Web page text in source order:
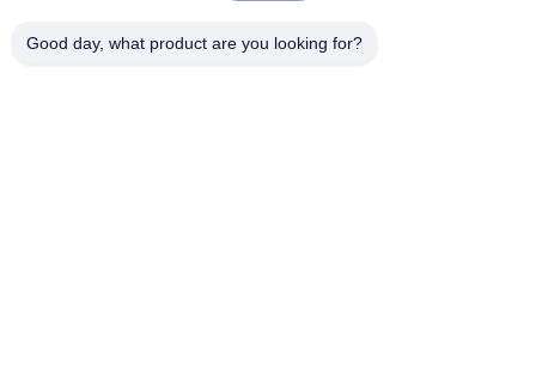
Good day, what product are you looking for?